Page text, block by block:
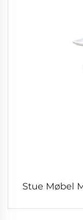
Stue Møbel